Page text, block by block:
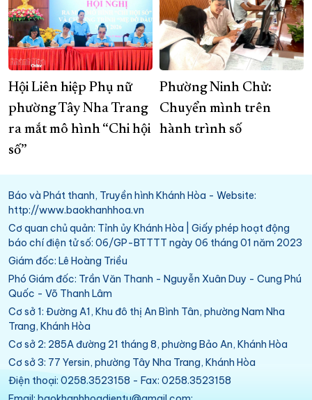
Hội Liên hiệp Phụ nữ
phường Tây Nha Trang
ra mắt mô hình “Chi hội
số”
​​​​​​​Phường Ninh Chử:
Chuyển mình trên
hành trình số
Báo và Phát thanh, Truyền hình Khánh Hòa - Website:
http://www.baokhanhhoa.vn
Cơ quan chủ quản: Tỉnh ủy Khánh Hòa | Giấy phép hoạt động
báo chí điện tử số: 06/GP-BTTTT ngày 06 tháng 01 năm 2023
Giám đốc: Lê Hoàng Triều
Phó Giám đốc: Trần Văn Thanh - Nguyễn Xuân Duy - Cung Phú
Quốc - Võ Thanh Lâm
Cơ sở 1: Đường A1, Khu đô thị An Bình Tân, phường Nam Nha
Trang, Khánh Hòa
Cơ sở 2: 285A đường 21 tháng 8, phường Bảo An, Khánh Hòa
Cơ sở 3: 77 Yersin, phường Tây Nha Trang, Khánh Hòa
Điện thoại: 0258.3523158 - Fax: 0258.3523158